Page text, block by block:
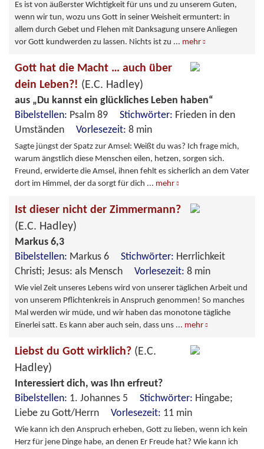
Es ist von äußerster Wichtigkeit für uns und zu unserem Guten,
wenn wir tun, wozu uns Gott in seiner Weisheit ermuntert: in
allem durch Gebet und Flehen mit Danksagung unsere Anliegen
vor Gott kundwerden zu lassen. Nichts ist zu ... mehr
Gott hat die Macht … auch über
dein Leben?! (E.C. Hadley)
aus „Du kannst ein glückliches Leben haben“
Bibelstellen: Psalm 89 Stichwörter: Frieden in den
Umständen Vorlesezeit: 8 min
Sagte jüngst der Spatz zur Amsel: Weißt du was? Ich frage mich,
warum ängstlich diese Menschen eilen, hetzen, sorgen sich.
Freund, erwiderte die Amsel, ihnen fehlt es sicherlich an dem Vater
dort im Himmel, der da sorgt für dich ... mehr
Ist dieser nicht der Zimmermann?
(E.C. Hadley)
Markus 6,3
Bibelstellen: Markus 6 Stichwörter: Herrlichkeit
Christi; Jesus: als Mensch Vorlesezeit: 8 min
Wie viel Zeit unseres Lebens wird von unserer täglichen Arbeit und
von unserem Pflichtenkreis in Anspruch genommen! So manches
Mal werden wir müde, und wir haben das monotone tägliche
Einerlei satt. Es kann aber auch sein, dass uns ... mehr
Liebst du Gott wirklich? (E.C.
Hadley)
Interessiert dich, was Ihn erfreut?
Bibelstellen: 1. Johannes 5 Stichwörter: Hingabe;
Liebe zu Gott/Herrn Vorlesezeit: 11 min
Wie kann ich den Anspruch erheben, Gott zu lieben, wenn ich kein
Herz für jene Dinge habe, an denen Er Freude hat? Wie kann ich